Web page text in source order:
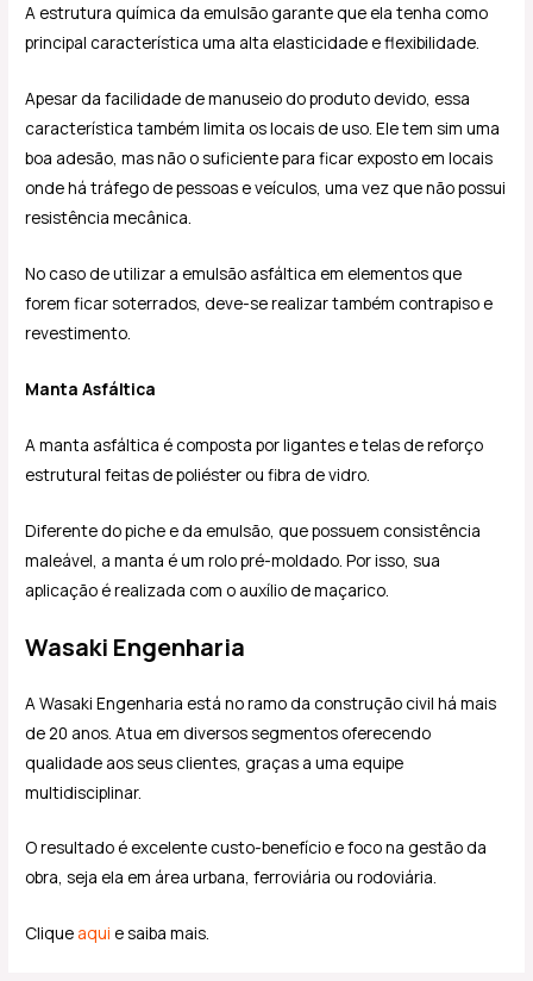
A estrutura química da emulsão garante que ela tenha como
principal característica uma alta elasticidade e flexibilidade.
Apesar da facilidade de manuseio do produto devido, essa
característica também limita os locais de uso. Ele tem sim uma
boa adesão, mas não o suficiente para ficar exposto em locais
onde há tráfego de pessoas e veículos, uma vez que não possui
resistência mecânica.
No caso de utilizar a emulsão asfáltica em elementos que
forem ficar soterrados, deve-se realizar também contrapiso e
revestimento.
Manta Asfáltica
A manta asfáltica é composta por ligantes e telas de reforço
estrutural feitas de poliéster ou fibra de vidro.
Diferente do piche e da emulsão, que possuem consistência
maleável, a manta é um rolo pré-moldado. Por isso, sua
aplicação é realizada com o auxílio de maçarico.
Wasaki Engenharia
A Wasaki Engenharia está no ramo da construção civil há mais
de 20 anos. Atua em diversos segmentos oferecendo
qualidade aos seus clientes, graças a uma equipe
multidisciplinar.
O resultado é excelente custo-benefício e foco na gestão da
obra, seja ela em área urbana, ferroviária ou rodoviária.
Clique aqui e saiba mais.